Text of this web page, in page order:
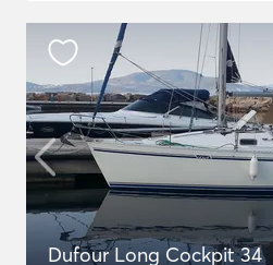
Dufour Long Cockpit 34